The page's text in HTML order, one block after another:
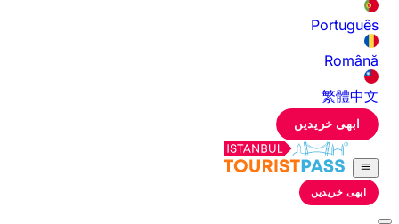
Português
Română
繁體中文
ابھی خریدیں
ابھی خریدیں